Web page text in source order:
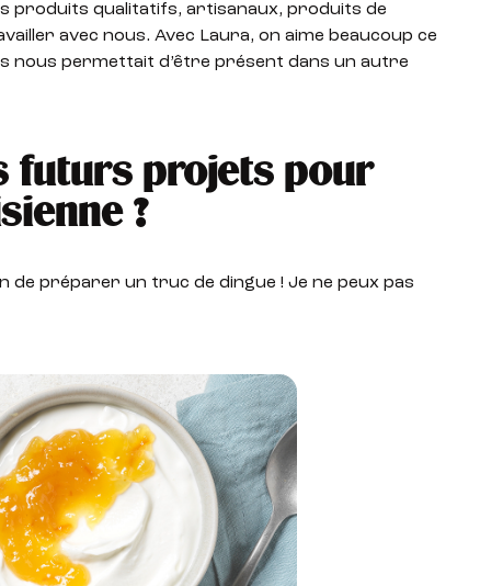
produits qualitatifs, artisanaux, produits de
avec nous. Avec Laura, on aime beaucoup ce
nous permettait d’être présent dans un autre
futurs projets pour
?
de préparer un truc de dingue ! Je ne peux pas